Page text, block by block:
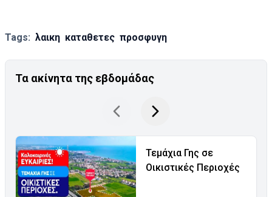
Tags: λαικη καταθετες προσφυγη
Τα ακίνητα της εβδομάδας
Τεμάχια Γης σε
Οικιστικές Περιοχές